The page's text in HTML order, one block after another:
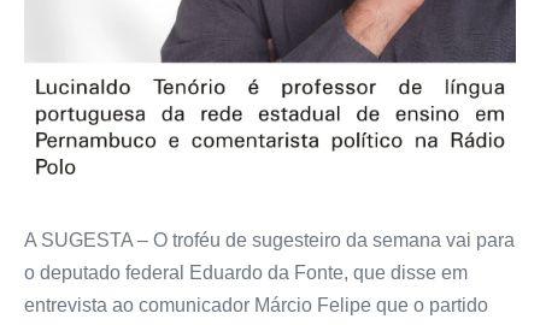
A SUGESTA – O troféu de sugesteiro da semana vai para
o deputado federal Eduardo da Fonte, que disse em
entrevista ao comunicador Márcio Felipe que o partido